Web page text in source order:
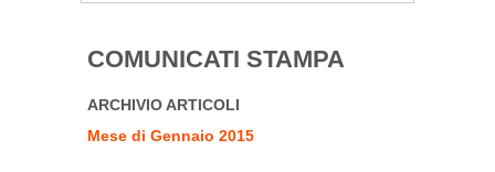
COMUNICATI STAMPA
ARCHIVIO ARTICOLI
Mese di Gennaio 2015